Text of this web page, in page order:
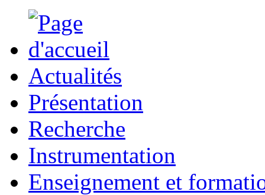
Actualités
Présentation
Recherche
Instrumentation
Enseignement et